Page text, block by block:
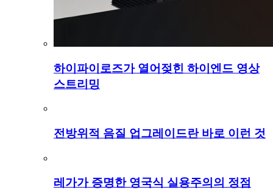
하이파이로즈가 열어젖힌 하이엔드 영상
스트리밍
전방위적 음질 업그레이드란 바로 이런 것
레가가 증명한 영국식 실용주의의 정점